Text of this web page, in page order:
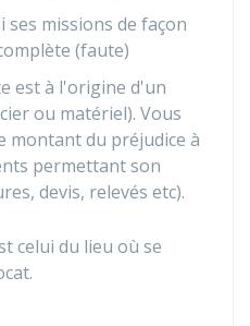
ses missions de façon
(faute)
est à l'origine d'un
ou matériel). Vous
montant du préjudice à
permettant son
devis, relevés etc).
celui du lieu où se